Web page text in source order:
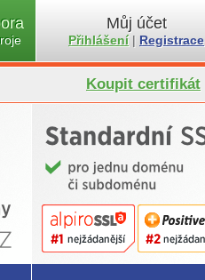
Můj účet
Přihlášení| Registrace
Koupit certifikát